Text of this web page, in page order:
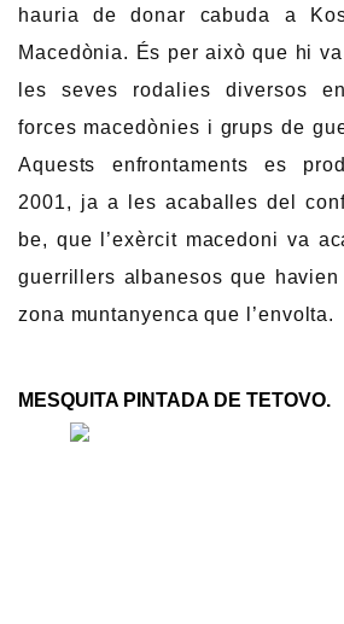
hauria de donar cabuda a
Macedònia. És per això que hi
les seves rodalies diversos
forces macedònies i grups de
Aquests enfrontaments es
2001, ja a les acaballes del
be, que l’exèrcit macedoni va
guerrillers albanesos que
zona muntanyenca que l’envolta.
MESQUITA PINTADA DE TETOVO.